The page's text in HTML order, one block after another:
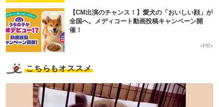
【CM出演のチャンス！】愛犬の「おいしい顔」が
全国へ。メディコート動画投稿キャンペーン開
催！
<PR>
こちらもオススメ